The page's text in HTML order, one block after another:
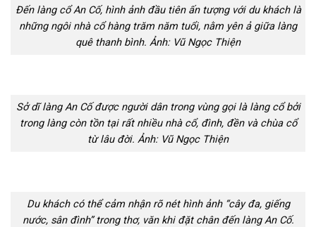
Đến làng cổ An Cố, hình ảnh đầu tiên ấn tượng với du khách là
những ngôi nhà cổ hàng trăm năm tuổi, nằm yên ả giữa làng
quê thanh bình. Ảnh: Vũ Ngọc Thiện
Sở dĩ làng An Cố được người dân trong vùng gọi là làng cổ bởi
trong làng còn tồn tại rất nhiều nhà cổ, đình, đền và chùa cổ
từ lâu đời. Ảnh: Vũ Ngọc Thiện
Du khách có thể cảm nhận rõ nét hình ảnh “cây đa, giếng
nước, sân đình” trong thơ, văn khi đặt chân đến làng An Cố.